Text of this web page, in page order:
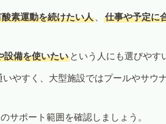
素運動を続けたい人 、 仕事や予定に
設備を使いたい という人にも選びやす
やすく、大型施設ではプールやサウ
サポート範囲を確認しましょう。